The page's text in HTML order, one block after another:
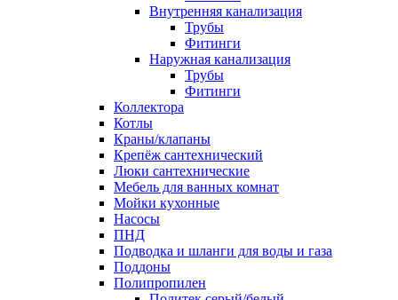
Внутренняя канализация
Трубы
Фитинги
Наружная канализация
Трубы
Фитинги
Коллектора
Котлы
Краны/клапаны
Крепёж сантехнический
Люки сантехнические
Мебель для ванных комнат
Мойки кухонные
Насосы
ПНД
Подводка и шланги для воды и газа
Поддоны
Полипропилен